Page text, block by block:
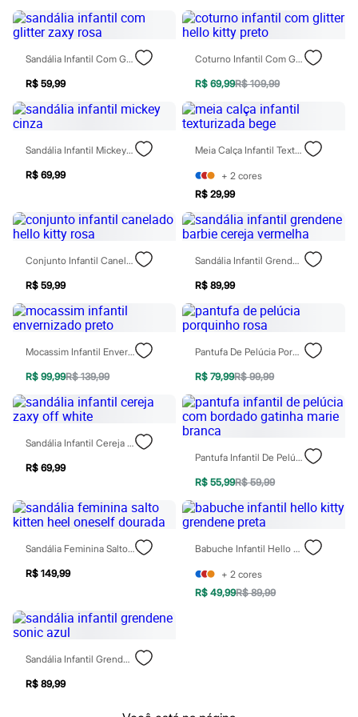
Casacos e Jaquetas
Jeans
Moda esportiva
Shorts e Bermudas
Todos os produtos
Infantil
Arrumadinho para os meninos
Romântico para as meninas
Novidades
Roupas menina
0 a 24 meses
4 a 12 anos
10 a 16 anos
Roupas menino
0 a 24 meses
1 a 5 anos
4 a 12 anos
Acessórios
Recém-nascido
Chapéus
Calçados
Botas
Chinelos
Pantufas
Rasteirinhas
Sandálias
Diversão
Baby Club
Fifteen
Miss Fifteen
Palomino
Moda íntima
Calcinhas
Pijamas
Moda praia
Biquínis e Maiôs
Blusas de proteção
Personagens
Sandália Infantil Com Glitter Zaxy Rosa
R$ 59,99
Coturno Infantil Com Glitter Hello Kitty Preto
R$ 69,99R$ 109,99
Sandália Infantil Mickey Cinza
R$ 69,99
Meia Calça Infantil Texturizada Bege
+ 2 cores
R$ 29,99
Conjunto Infantil Canelado Hello Kitty Rosa
R$ 59,99
Sandália Infantil Grendene Barbie Cereja Vermelha
R$ 89,99
Mocassim Infantil Envernizado Preto
R$ 99,99R$ 139,99
Pantufa De Pelúcia Porquinho Rosa
R$ 79,99R$ 99,99
Sandália Infantil Cereja Zaxy Off White
R$ 69,99
Pantufa Infantil De Pelúcia Com Bordado Gatinha Marie Branca
R$ 55,99R$ 59,99
Sandália Feminina Salto Kitten Heel Oneself Dourada
R$ 149,99
Babuche Infantil Hello Kitty Grendene Preta
+ 2 cores
R$ 49,99R$ 89,99
Sandália Infantil Grendene Sonic Azul
R$ 89,99